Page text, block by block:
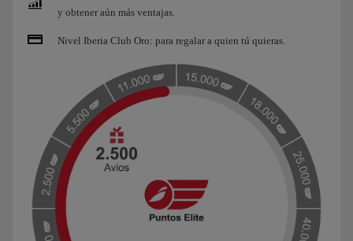
y obtener aún más ventajas.
Nivel Iberia Club Oro: para regalar a quien tú quieras.